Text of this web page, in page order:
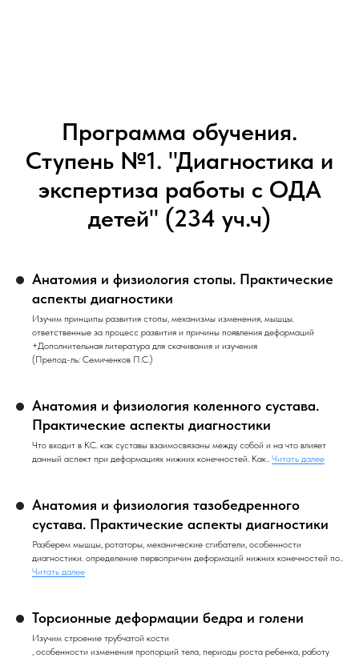
Программа обучения.
Cтупень №1. "Диагностика и
экспертиза работы с ОДА
детей" (234 уч.ч)
Анатомия и физиология стопы. Практические
аспекты диагностики
Изучим принципы развития стопы, механизмы изменения, мышцы.
ответственные за процесс развития и причины появления деформаций
+Дополнительная литература для скачивания и изучения
(Препод-ль: Семиченков П.С.)
Анатомия и физиология коленного сустава.
Практические аспекты диагностики
Что входит в КС. как суставы взаимосвязаны между собой и на что влияет
данный аспект при деформациях нижних конечностей. Как.. Читать далее
Анатомия и физиология тазобедренного
сустава. Практические аспекты диагностики
Разберем мышцы, ротаторы, механические сгибатели, особенности
диагностики. определение первопричин деформаций нижних конечностей по..
Читать далее
Торсионные деформации бедра и голени
Изучим строение трубчатой кости
, особенности изменения пропорций тела, периоды роста ребенка, работу